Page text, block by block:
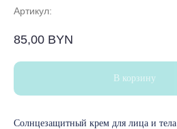
Артикул:
85,00 BYN
В корзину
Солнцезащитный крем для лица и тела